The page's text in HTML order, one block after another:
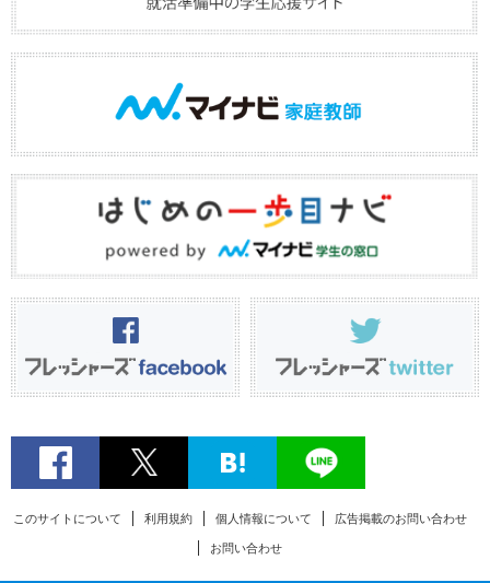
このサイトについて 利用規約 個人情報について 広告掲載のお問い合わせ
お問い合わせ